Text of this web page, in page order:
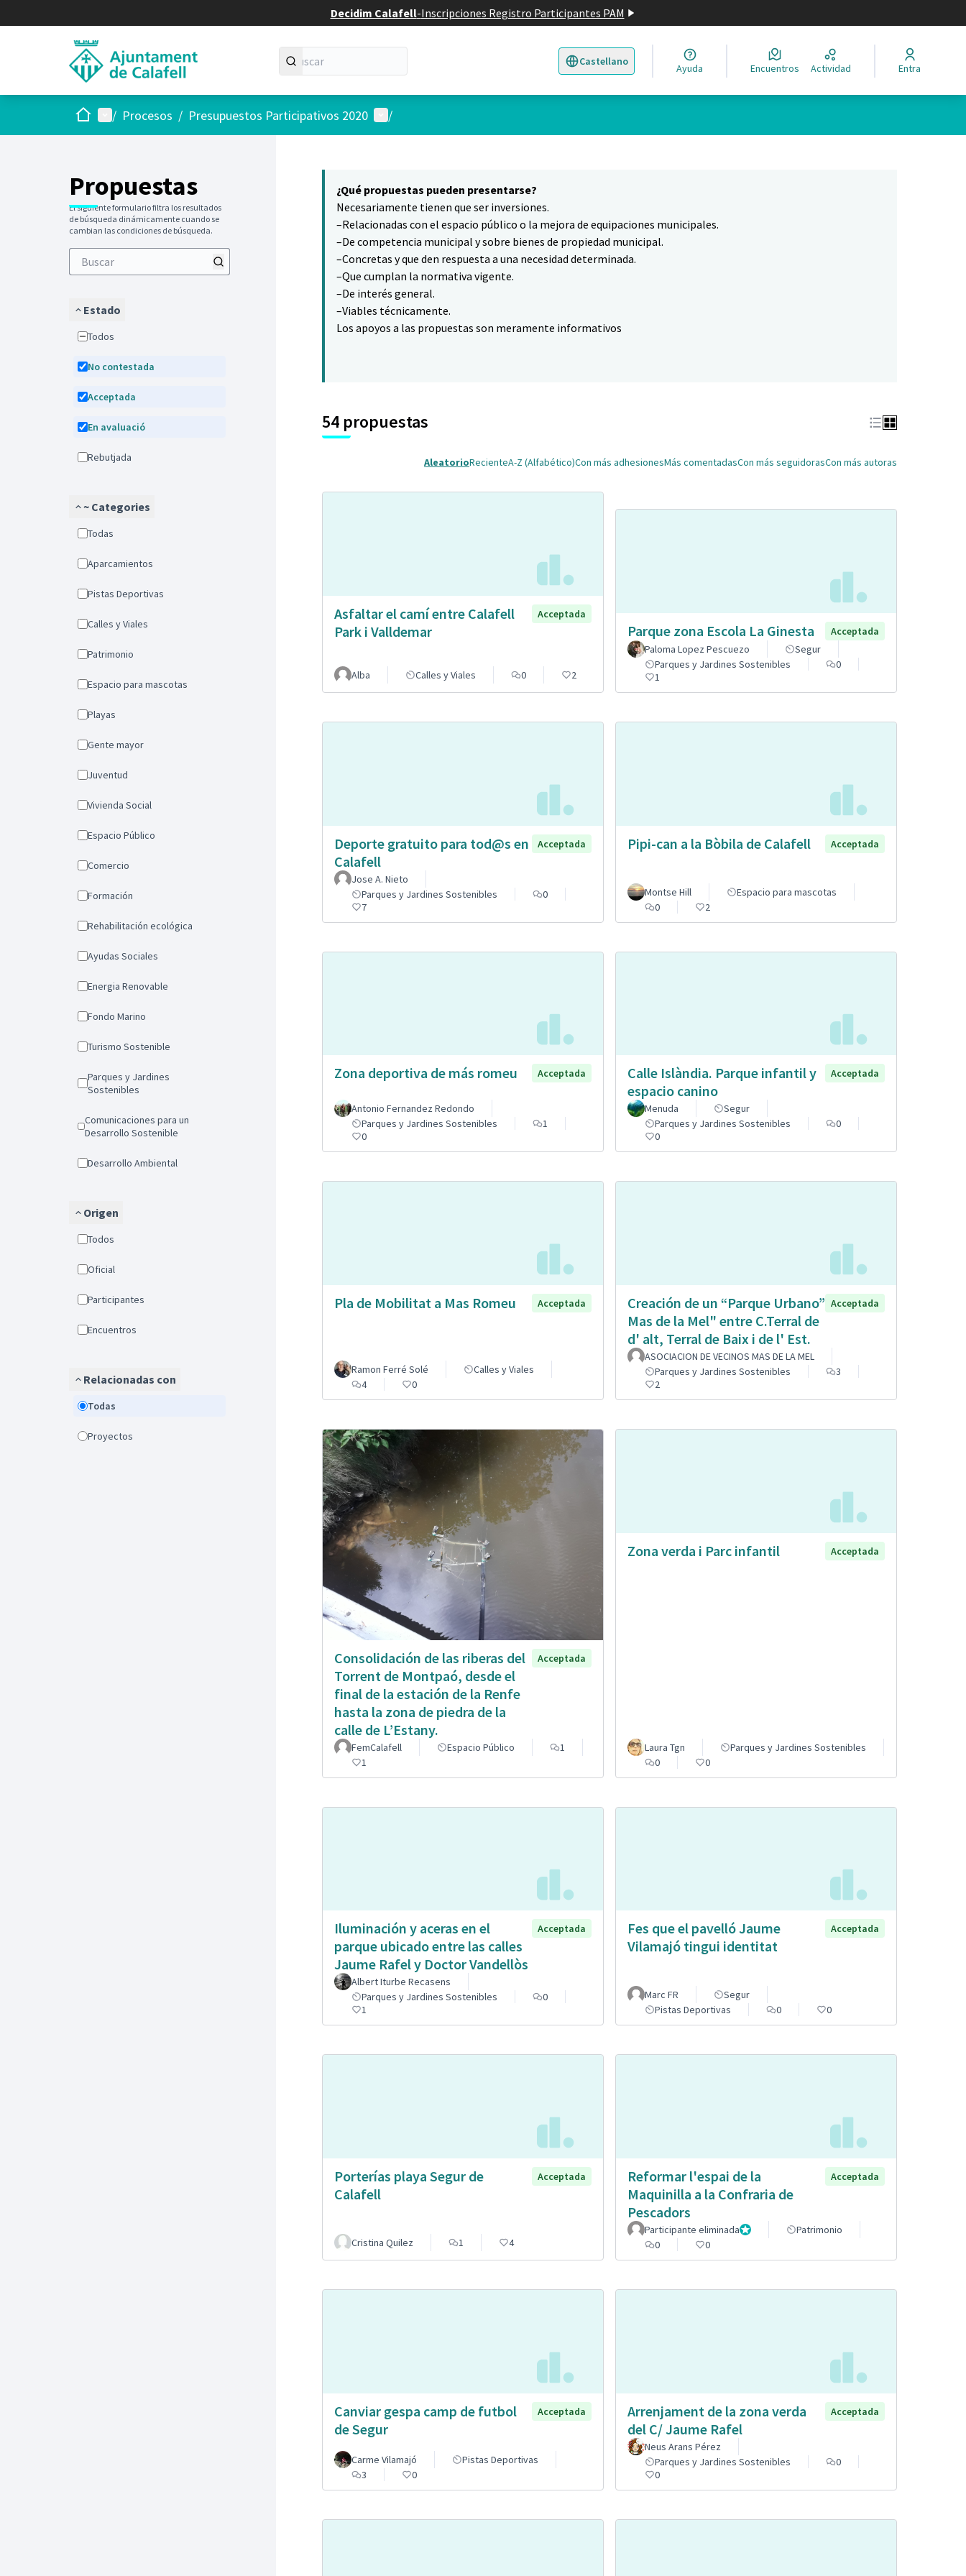
Decidim Calafell-Inscripciones Registro Participantes PAM
Castellano
Triar la llengua Elegir el idioma
Ayuda Encuentros Actividad Entra
InicioMenú principal
/ Procesos / Presupuestos Participativos 2020 Menú de usuario
/
Propuestas
El siguiente formulario filtra los resultados
de búsqueda dinámicamente cuando se
cambian las condiciones de búsqueda.
Estado
Todos
No contestada
Acceptada
En avaluació
Rebutjada
~ Categories
Todas
Aparcamientos
Pistas Deportivas
Calles y Viales
Patrimonio
Espacio para mascotas
Playas
Gente mayor
Juventud
Vivienda Social
Espacio Público
Comercio
Formación
Rehabilitación ecológica
Ayudas Sociales
Energia Renovable
Fondo Marino
Turismo Sostenible
Parques y Jardines
Sostenibles
Comunicaciones para un
Desarrollo Sostenible
Desarrollo Ambiental
Origen
Todos
Oficial
Participantes
Encuentros
Relacionadas con
Todas
Proyectos
7
¿Qué propuestas pueden presentarse?
Necesariamente tienen que ser inversiones.
–Relacionadas con el espacio público o la mejora de equipaciones municipales.
–De competencia municipal y sobre bienes de propiedad municipal.
–Concretas y que den respuesta a una necesidad determinada.
–Que cumplan la normativa vigente.
–De interés general.
–Viables técnicamente.
Los apoyos a las propuestas son meramente informativos
54 propuestas
AleatorioRecienteA-Z (Alfabético)Con más adhesionesMás comentadasCon más seguidorasCon más autoras
Asfaltar el camí entre Calafell
Park i Valldemar
Acceptada
Alba Calles y Viales 0 2
Parque zona Escola La Ginesta
Acceptada
Paloma Lopez Pescuezo
Segur
Parques y Jardines Sostenibles
0
1
Deporte gratuito para tod@s en
Calafell
Acceptada
Jose A. Nieto
Parques y Jardines Sostenibles
0
7
Pipi-can a la Bòbila de Calafell Acceptada
Montse Hill
Espacio para mascotas
0
2
Zona deportiva de más romeu Acceptada
Antonio Fernandez Redondo
Parques y Jardines Sostenibles
1
0
Calle Islàndia. Parque infantil y
espacio canino
Acceptada
Menuda
Segur
Parques y Jardines Sostenibles
0
0
Pla de Mobilitat a Mas Romeu Acceptada
Ramon Ferré Solé
Calles y Viales
4
0
Creación de un “Parque Urbano”
Mas de la Mel" entre C.Terral de
d' alt, Terral de Baix i de l' Est.
Acceptada
ASOCIACION DE VECINOS MAS DE LA MEL
Parques y Jardines Sostenibles
3
2
Consolidación de las riberas del
Torrent de Montpaó, desde el
final de la estación de la Renfe
hasta la zona de piedra de la
calle de L’Estany.
Acceptada
FemCalafell Espacio Público
1
1
Zona verda i Parc infantil Acceptada
Laura Tgn
Parques y Jardines Sostenibles
0
0
Iluminación y aceras en el
parque ubicado entre las calles
Jaume Rafel y Doctor Vandellòs
Acceptada
Albert Iturbe Recasens
Parques y Jardines Sostenibles
0
1
Fes que el pavelló Jaume
Vilamajó tingui identitat
Acceptada
Marc FR
Segur
Pistas Deportivas
0 0
Porterías playa Segur de
Calafell
Acceptada
Cristina Quilez 1 4
Reformar l'espai de la
Maquinilla a la Confraria de
Pescadors
Acceptada
Participante eliminadaAdministradorPatrimonio
0
0
Canviar gespa camp de futbol
de Segur
Acceptada
Carme Vilamajó
Pistas Deportivas
3
0
Arrenjament de la zona verda
del C/ Jaume Rafel
Acceptada
Neus Arans Pérez
Parques y Jardines Sostenibles
0
0